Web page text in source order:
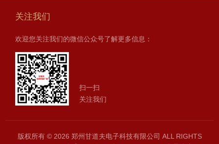
关注我们
欢迎您关注我们的微信公众号了解更多信息：
扫一扫
关注我们
版权所有 © 2026 郑州甘道夫电子科技有限公司 ALL RIGHTS